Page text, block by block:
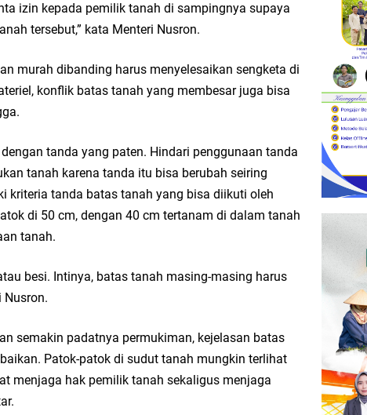
izin kepada pemilik tanah di sampingnya supaya
tersebut,” kata Menteri Nusron.
murah dibanding harus menyelesaikan sengketa di
konflik batas tanah yang membesar juga bisa
tanda yang paten. Hindari penggunaan tanda
tanah karena tanda itu bisa berubah seiring
kriteria tanda batas tanah yang bisa diikuti oleh
di 50 cm, dengan 40 cm tertanam di dalam tanah
tanah.
besi. Intinya, batas tanah masing-masing harus
Nusron.
semakin padatnya permukiman, kejelasan batas
Patok-patok di sudut tanah mungkin terlihat
menjaga hak pemilik tanah sekaligus menjaga